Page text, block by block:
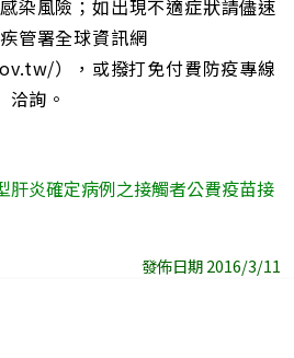
染風險；如出現不適症狀請儘速
管署全球資訊網
），或撥打免付費防疫專線
詢。
肝炎確定病例之接觸者公費疫苗接
發佈日期 2016/3/11